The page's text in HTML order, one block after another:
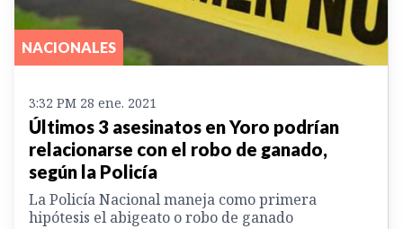
NACIONALES
3:32 PM 28 ene. 2021
Últimos 3 asesinatos en Yoro podrían
relacionarse con el robo de ganado,
según la Policía
La Policía Nacional maneja como primera
hipótesis el abigeato o robo de ganado